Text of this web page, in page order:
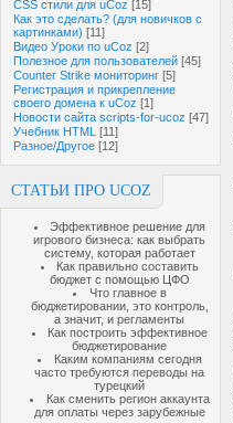
CSS стили для uCoz [15]
Как это сделать? (для новичков с
картинками) [11]
Видео Уроки по uCoz [2]
Полезное для пользователей [45]
Counter Strike мониторинг [5]
Регистрация и прикрепление
своего домена к uCoz [1]
Новости сайта scripts-for-ucoz [47]
Учебник HTML [11]
Разное/Другое [12]
СТАТЬИ ПРО UCOZ
Эффективное решение для
игрового бизнеса: как выбрать
систему, которая работает
Как правильно составить
бюджет с помощью ЦФО
Что главное в
бюджетировании, это контроль,
а значит, и регламенты
Как построить эффективное
бюджетирование
Каким компаниям сегодня
часто требуются переводы на
турецкий
Как сменить регион аккаунта
для оплаты через зарубежные